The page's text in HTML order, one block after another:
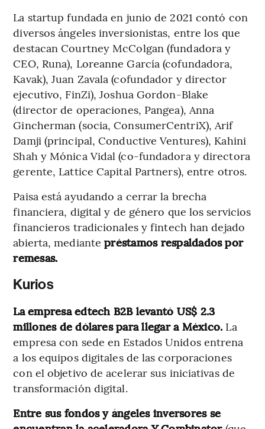
La startup fundada en junio de 2021 contó con
diversos ángeles inversionistas, entre los que
destacan Courtney McColgan (fundadora y
CEO, Runa), Loreanne García (cofundadora,
Kavak), Juan Zavala (cofundador y director
ejecutivo, FinZi), Joshua Gordon-Blake
(director de operaciones, Pangea), Anna
Gincherman (socia, ConsumerCentriX), Arif
Damji (principal, Conductive Ventures), Kahini
Shah y Mónica Vidal (co-fundadora y directora
gerente, Lattice Capital Partners), entre otros.
Paisa está ayudando a cerrar la brecha
financiera, digital y de género que los servicios
financieros tradicionales y fintech han dejado
abierta, mediantepréstamos respaldados por
remesas.
Kurios
La empresa edtech B2B levantó US$ 2.3
millones de dólares para llegar a México. La
empresa con sede en Estados Unidos entrena
a los equipos digitales de las corporaciones
con el objetivo de acelerar sus iniciativas de
transformación digital.
Entre sus fondos y ángeles inversores se